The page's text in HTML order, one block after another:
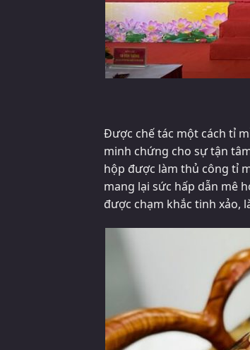
Được chế tác một cách tỉ
minh chứng cho sự tận
hộp được làm thủ công tỉ
mang lại sức hấp dẫn mê
được chạm khắc tinh xảo,